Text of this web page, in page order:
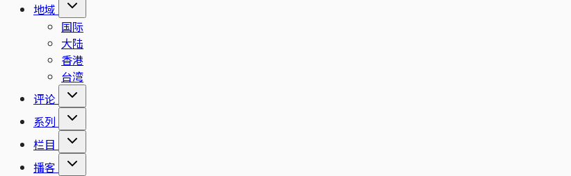
地域
国际
大陆
香港
台湾
评论
系列
栏目
播客